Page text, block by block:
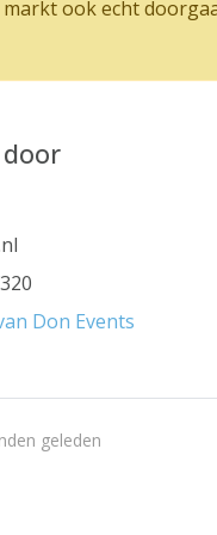
ook echt
Don Events
geleden